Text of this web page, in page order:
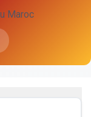
Maroc